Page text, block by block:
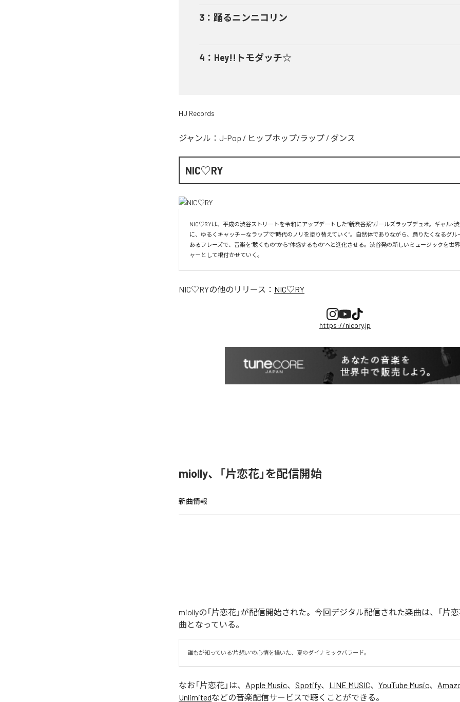
3 ： 踊るニンニコリン
4 ： Hey!!トモダッチ☆
HJ Records
ジャンル： J-Pop / ヒップホップ/ラップ / ダンス
NIC♡RY
NIC♡RYは、平成の渋谷ストリートを令和にアップデートした“新渋谷系”ガールズラップデュオ。ギャル×
に、ゆるくキャッチーなラップで“時代のノリを塗り替えていく”。自然体でありながら、踊りたくなるグル
あるフレーズで、音楽を“聴くもの”から“体感するもの”へと進化させる。渋谷発の新しいミュージックを世
ャーとして根付かせていく。
NIC♡RYの他のリリース： NIC♡RY
https://nicory.jp
miolly、「片恋花」を配信開始
新曲情報
miollyの「片恋花」が配信開始された。今回デジタル配信された楽曲は、「片恋
曲となっている。
誰もが知っている"片想い”の心情を描いた、夏のダイナミックバラード。
なお「片恋花 」は、 Apple Music、 Spotify、 LINE MUSIC、 YouTube Music、
Unlimitedなどの音楽配信サービスで聴くことができる。